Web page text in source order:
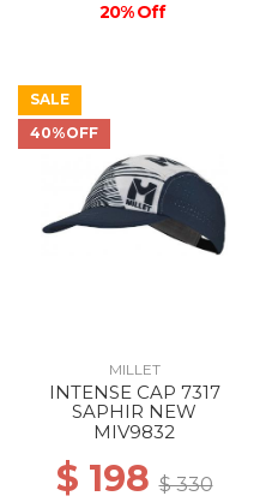
20% Off
SALE
40%OFF
MILLET
INTENSE CAP 7317
SAPHIR NEW
MIV9832
$ 198$ 330